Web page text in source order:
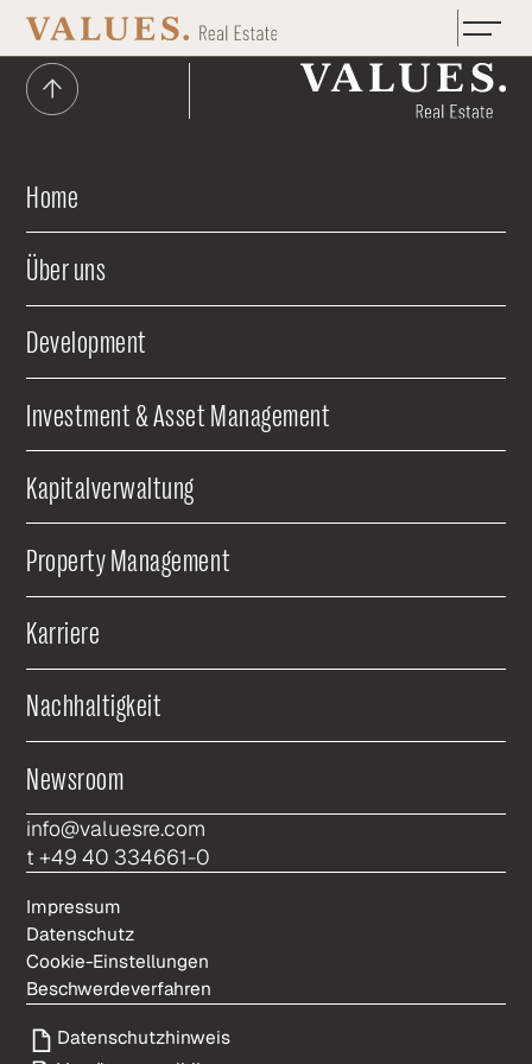
Zum Hauptinhalt springen
info@valuesre.com
t +49 40 334661-0
Impressum
Datenschutz
Cookie-Einstellungen
Beschwerdeverfahren
Datenschutzhinweis
Home
Über uns
Development
Investment & Asset Management
Kapitalverwaltung
Property Management
Karriere
Nachhaltigkeit
Newsroom